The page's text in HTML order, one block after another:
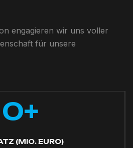
engagieren wir uns voller
für unsere
0+
(MIO. EURO)